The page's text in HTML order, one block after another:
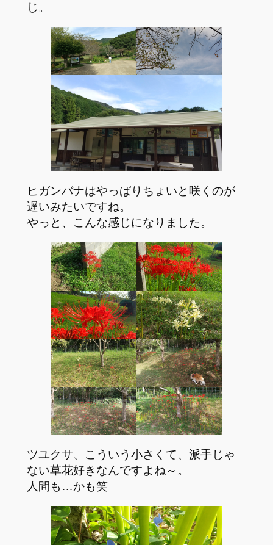
じ。
ヒガンバナはやっぱりちょいと咲くのが
遅いみたいですね。
やっと、こんな感じになりました。
ツユクサ、こういう小さくて、派手じゃ
ない草花好きなんですよね～。
人間も…かも笑